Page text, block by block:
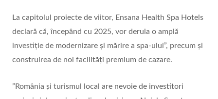
La capitolul proiecte de viitor, Ensana Health Spa Hotels
declară că, începând cu 2025, vor derula o amplă
investiție de modernizare și mărire a spa-ului”, precum și
construirea de noi facilități premium de cazare.
”România și turismul local are nevoie de investitori